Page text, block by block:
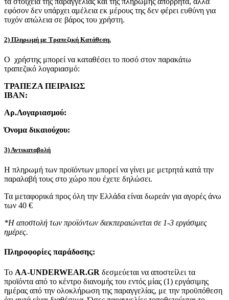
εφόσον δεν υπάρχει αμέλεια εκ μέρους της δεν φέρει ευθύνη για
τυχόν απώλεια σε βάρος του χρήστη.
2) Πληρωμή με Τραπεζική Κατάθεση.
Ο χρήστης μπορεί να καταθέσει το ποσό στον παρακάτω
τραπεζικό λογαριασμό:
ΤΡΑΠΕΖΑ ΠΕΙΡΑΙΩΣ
IBAN:
Αρ.Λογαριασμού:
Όνομα δικαιούχου:
3) Αντικαταβολή
Η πληρωμή των προϊόντων μπορεί να γίνει με μετρητά κατά την
παραλαβή τους στο χώρο που έχετε δηλώσει.
Τα μεταφορικά προς όλη την Ελλάδα είναι δωρεάν για αγορές άνω
των 40 €
*Η αποστολή των προϊόντων διεκπεραιώνεται σε 1-3 εργάσιμες
ημέρες.
Πληροφορίες παράδοσης:
To AA-UNDERWEAR.GR δεσμεύεται να αποστείλει τα
προϊόντα από το κέντρο διανομής του εντός μίας (1) εργάσιμης
ημέρας από την ολοκλήρωση της παραγγελίας, με την προϋπόθεση